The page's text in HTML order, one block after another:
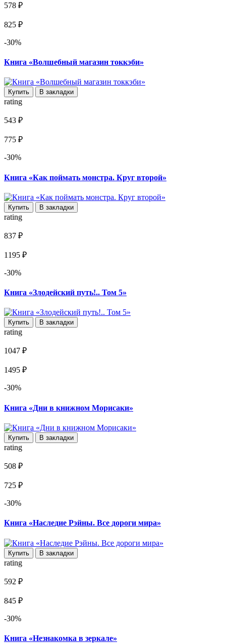
578 ₽
825 ₽
-30%
Книга «Волшебный магазин токкэби»
Купить В закладки
rating
543 ₽
775 ₽
-30%
Книга «Как поймать монстра. Круг второй»
Купить В закладки
rating
837 ₽
1195 ₽
-30%
Книга «Злодейский путь!.. Том 5»
Купить В закладки
rating
1047 ₽
1495 ₽
-30%
Книга «Дни в книжном Морисаки»
Купить В закладки
rating
508 ₽
725 ₽
-30%
Книга «Наследие Рэйны. Все дороги мира»
Купить В закладки
rating
592 ₽
845 ₽
-30%
Книга «Незнакомка в зеркале»